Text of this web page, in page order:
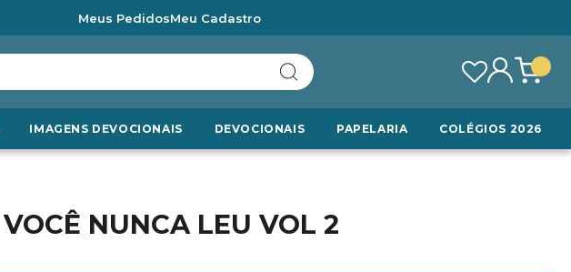
Meus PedidosMeu Cadastro
IMAGENS DEVOCIONAIS DEVOCIONAIS PAPELARIA COLÉGIOS 2026
NUNCA LEU VOL 2